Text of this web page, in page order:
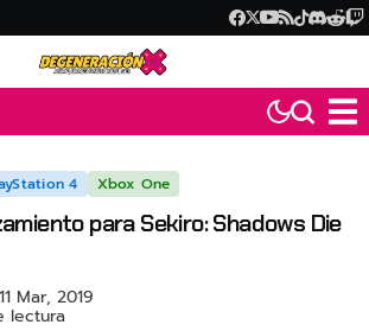
4 Xbox One
para Sekiro: Shadows Die
11 Mar, 2019
lectura